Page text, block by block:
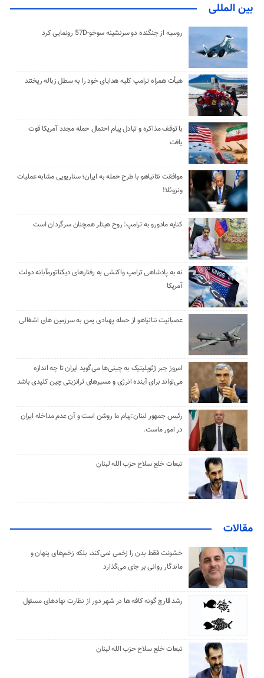
بین المللی
روسیه از جنگنده دو سرنشینه سوخو-57D رونمایی کرد
هیأت همراه ترامپ کلیه هدایای خود را به سطل زباله ریختند
با توقف مذاکره و تبادل پیام احتمال حمله مجدد آمریکا قوت
یافت
موافقت نتانیاهو با طرح حمله به ایران؛ سناریویی مشابه عملیات
ونزوئلا!
کنایه مادورو به ترامپ: روح هیتلر همچنان سرگردان است
نه به پادشاهی ترامپ واکنشی به رفتارهای دیکتاتورمآبانه دولت
آمریکا
عصبانیت نتانیاهو از حمله پهبادی یمن به سرزمین های اشغالی
امروز جبر ژئوپلیتیک به چینی‌ها می‌گوید ایران تا چه اندازه
می‌تواند برای آینده انرژی و مسیرهای ترانزیتی چین کلیدی باشد
رئیس جمهور لبنان:پیام ما روشن است و آن عدم مداخله ایران
در امور ماست.
تبعات خلع سلاح حزب الله لبنان
مقالات
خشونت فقط بدن را زخمی نمی‌کند، بلکه زخم‌های پنهان و
ماندگار روانی بر جای می‌گذارد
رشد قارچ گونه کافه ها در شهر دور از نظارت نهادهای مسئول
تبعات خلع سلاح حزب الله لبنان